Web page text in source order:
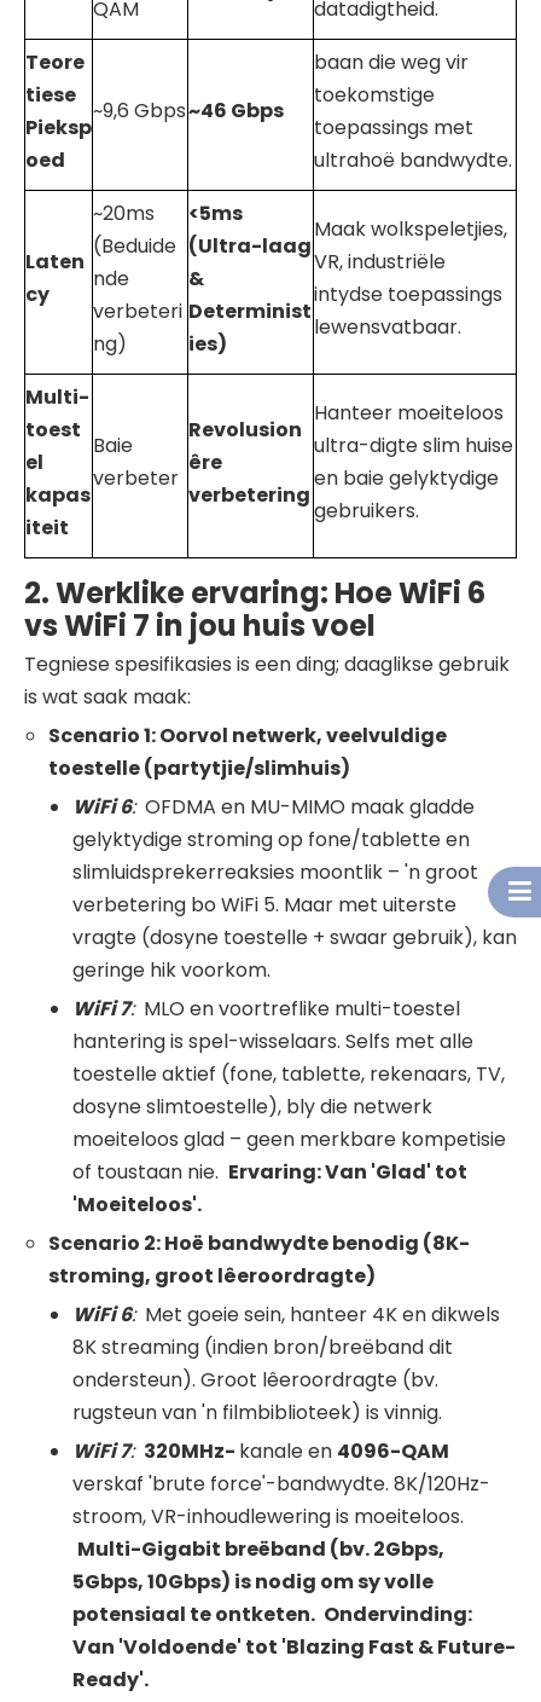
QAM
datadigtheid.
Teore
tiese
Pieksp
oed
~9,6 Gbps~46 Gbps
baan die weg vir
toekomstige
toepassings met
ultrahoë bandwydte.
Laten
cy
~20ms
(Beduide
nde
verbeteri
ng)
<5ms
(Ultra-laag
&
Determinist
ies)
Maak wolkspeletjies,
VR, industriële
intydse toepassings
lewensvatbaar.
Multi-
toest
el
kapas
iteit
Baie
verbeter
Revolusion
êre
verbetering
Hanteer moeiteloos
ultra-digte slim huise
en baie gelyktydige
gebruikers.
2. Werklike ervaring: Hoe WiFi 6
vs WiFi 7 in jou huis voel
Tegniese spesifikasies is een ding; daaglikse gebruik
is wat saak maak:
Scenario 1: Oorvol netwerk, veelvuldige
toestelle (partytjie/slimhuis)
WiFi6: OFDMA en MU-MIMO maak gladde
gelyktydige stroming op fone/tablette en
slimluidsprekerreaksies moontlik – 'n groot
verbetering bo WiFi 5. Maar met uiterste
vragte (dosyne toestelle + swaar gebruik), kan
geringe hik voorkom.
WiFi7: MLO en voortreflike multi-toestel
hantering is spel-wisselaars. Selfs met alle
toestelle aktief (fone, tablette, rekenaars, TV,
dosyne slimtoestelle), bly die netwerk
moeiteloos glad – geen merkbare kompetisie
of toustaan ​​nie. Ervaring: Van 'Glad' tot
'Moeiteloos'.
Scenario 2: Hoë bandwydte benodig (8K-
stroming, groot lêeroordragte)
WiFi6: Met goeie sein, hanteer 4K en dikwels
8K streaming (indien bron/breëband dit
ondersteun). Groot lêeroordragte (bv.
rugsteun van 'n filmbiblioteek) is vinnig.
WiFi7: 320MHz- kanale en 4096-QAM
verskaf 'brute force'-bandwydte. 8K/120Hz-
stroom, VR-inhoudlewering is moeiteloos.
Multi-Gigabit breëband (bv. 2Gbps,
5Gbps, 10Gbps) is nodig om sy volle
potensiaal te ontketen. Ondervinding:
Van 'Voldoende' tot 'Blazing Fast & Future-
Ready'.